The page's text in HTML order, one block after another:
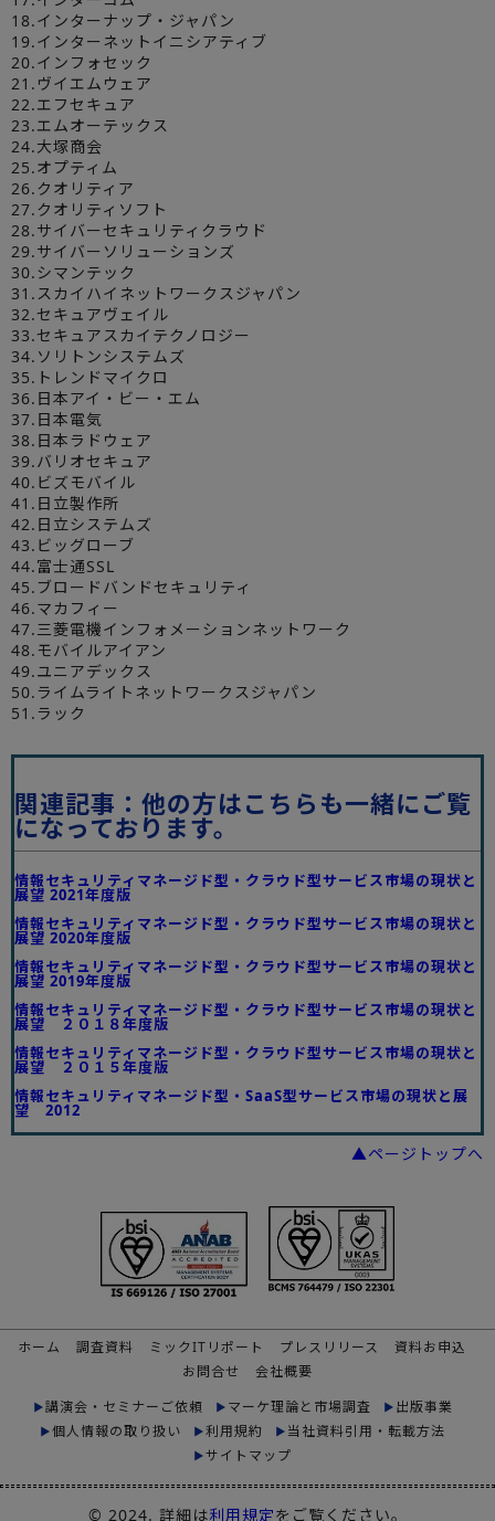
18.インターナップ・ジャパン
19.インターネットイニシアティブ
20.インフォセック
21.ヴイエムウェア
22.エフセキュア
23.エムオーテックス
24.大塚商会
25.オプティム
26.クオリティア
27.クオリティソフト
28.サイバーセキュリティクラウド
29.サイバーソリューションズ
30.シマンテック
31.スカイハイネットワークスジャパン
32.セキュアヴェイル
33.セキュアスカイテクノロジー
34.ソリトンシステムズ
35.トレンドマイクロ
36.日本アイ・ビー・エム
37.日本電気
38.日本ラドウェア
39.バリオセキュア
40.ビズモバイル
41.日立製作所
42.日立システムズ
43.ビッグローブ
44.富士通SSL
45.ブロードバンドセキュリティ
46.マカフィー
47.三菱電機インフォメーションネットワーク
48.モバイルアイアン
49.ユニアデックス
50.ライムライトネットワークスジャパン
51.ラック
関連記事：他の方はこちらも一緒にご覧
になっております。
情報セキュリティマネージド型・クラウド型サービス市場の現状と
展望 2021年度版
情報セキュリティマネージド型・クラウド型サービス市場の現状と
展望 2020年度版
情報セキュリティマネージド型・クラウド型サービス市場の現状と
展望 2019年度版
情報セキュリティマネージド型・クラウド型サービス市場の現状と
展望 ２０１８年度版
情報セキュリティマネージド型・クラウド型サービス市場の現状と
展望 ２０１５年度版
情報セキュリティマネージド型・SaaS型サービス市場の現状と展
望 2012
▲ページトップへ
ホーム 調査資料 ミックITリポート プレスリリース
資料お申込
お問合せ
会社概要
講演会・セミナーご依頼
マーケ理論と市場調査
出版事業
個人情報の取り扱い
利用規約
当社資料引用・転載方法
サイトマップ
© 2024. 詳細は利用規定をご覧ください。